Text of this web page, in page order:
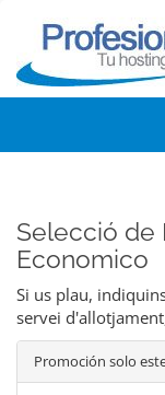
Selecció de
Economico
Si us plau,
servei
Promoción solo